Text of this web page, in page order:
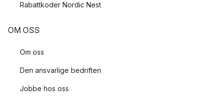
Rabattkoder Nordic Nest
OM OSS
Om oss
Den ansvarlige bedriften
Jobbe hos oss